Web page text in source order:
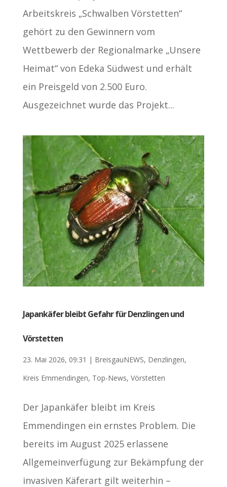
Arbeitskreis „Schwalben Vörstetten“
gehört zu den Gewinnern vom
Wettbewerb der Regionalmarke „Unsere
Heimat“ von Edeka Südwest und erhält
ein Preisgeld von 2.500 Euro.
Ausgezeichnet wurde das Projekt...
Japankäfer bleibt Gefahr für Denzlingen und
Vörstetten
23. Mai 2026, 09:31 | BreisgauNEWS, Denzlingen,
Kreis Emmendingen, Top-News, Vörstetten
Der Japankäfer bleibt im Kreis
Emmendingen ein ernstes Problem. Die
bereits im August 2025 erlassene
Allgemeinverfügung zur Bekämpfung der
invasiven Käferart gilt weiterhin –